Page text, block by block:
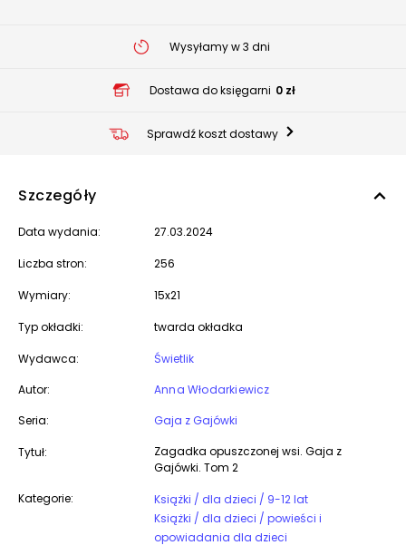
Wysyłamy w 3 dni
Dostawa do księgarni 0 zł
Sprawdź koszt dostawy
Szczegóły
Data wydania: 27.03.2024
Liczba stron: 256
Wymiary: 15x21
Typ okładki: twarda okładka
Wydawca:
Świetlik
Autor:
Anna Włodarkiewicz
Seria:
Gaja z Gajówki
Tytuł:
Zagadka opuszczonej wsi. Gaja z
Gajówki. Tom 2
Kategorie:
Książki / dla dzieci / 9-12 lat
Książki / dla dzieci / powieści i
opowiadania dla dzieci